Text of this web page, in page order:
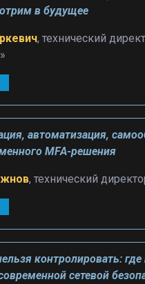
в будущее
, технический
автоматизация,
MFA-решения
, технический
контролировать: где
сетевой